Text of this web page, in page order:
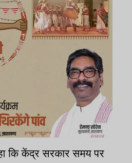
कि केंद्र सरकार समय पर